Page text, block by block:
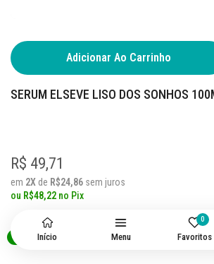
Adicionar Ao Carrinho
SERUM ELSEVE LISO DOS SONHOS
R$ 49,71
em 2X de R$24,86 sem juros
ou R$48,22 no Pix
Oferta
OfertaInício Menu
0
Favoritos